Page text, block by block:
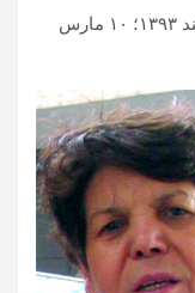
سه شنبه ، ۱۹ اسفند ۱۳۹۳؛ ۱۰ مارس